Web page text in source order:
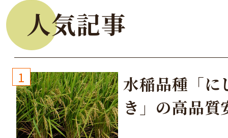
人気記事
1
水稲品種「に
き」の高品質